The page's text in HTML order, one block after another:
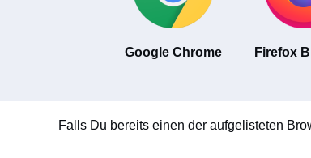
Google Chrome Firefox
Falls Du bereits einen der aufgelisteten